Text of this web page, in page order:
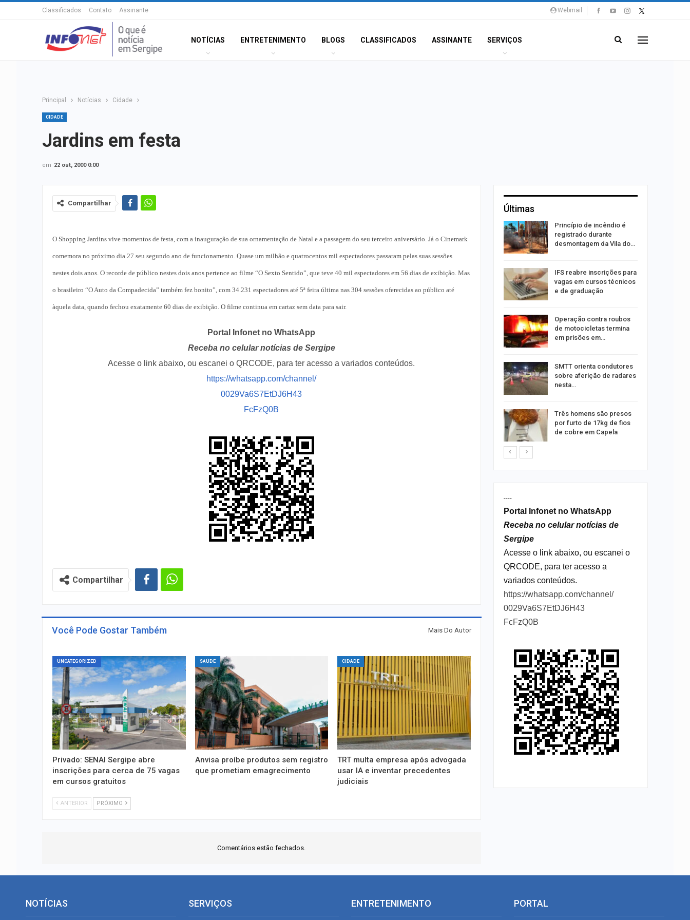
Webmail
Classificados Contato Assinante
NOTÍCIAS ENTRETENIMENTO BLOGS CLASSIFICADOS ASSINANTE SERVIÇOS
Principal Notícias Cidade
CIDADE
Jardins em festa
em 22 out, 2000 0:00
Compartilhar
O Shopping Jardins vive momentos de festa, com a inauguração de sua ornamentação de Natal e a passagem do seu terceiro aniversário. Já o Cinemark
comemora no próximo dia 27 seu segundo ano de funcionamento. Quase um milhão e quatrocentos mil espectadores passaram pelas suas sessões
nestes dois anos. O recorde de público nestes dois anos pertence ao filme “O Sexto Sentido”, que teve 40 mil espectadores em 56 dias de exibição. Mas
o brasileiro “O Auto da Compadecida” também fez bonito”, com 34.231 espectadores até 5ª feira última nas 304 sessões oferecidas ao público até
àquela data, quando fechou exatamente 60 dias de exibição. O filme continua em cartaz sem data para sair.
Portal Infonet no WhatsApp
Receba no celular notícias de Sergipe
Acesse o link abaixo, ou escanei o QRCODE, para ter acesso a variados conteúdos.
https://whatsapp.com/channel/
0029Va6S7EtDJ6H43
FcFzQ0B
Compartilhar
Você Pode Gostar Também Mais Do Autor
UNCATEGORIZED
Privado: SENAI Sergipe abre
inscrições para cerca de 75 vagas
em cursos gratuitos
SAÚDE
Anvisa proíbe produtos sem registro
que prometiam emagrecimento
CIDADE
TRT multa empresa após advogada
usar IA e inventar precedentes
judiciais
ANTERIOR PRÓXIMO
Comentários estão fechados.
Últimas
pretendem comprar…
Homem é preso por
drogas em Lagarto
Descubra Aracaju
Princípio de incêndio é
registrado durante
desmontagem da Vila do…
IFS reabre inscrições para
vagas em cursos técnicos
e de graduação
Operação contra roubos
de motocicletas termina
em prisões em…
SMTT orienta condutores
sobre aferição de radares
nesta…
Três homens são presos
por furto de 17kg de fios
de cobre em Capela
----
Portal Infonet no WhatsApp
Receba no celular notícias de
Sergipe
Acesse o link abaixo, ou escanei o
QRCODE, para ter acesso a
variados conteúdos.
https://whatsapp.com/channel/
0029Va6S7EtDJ6H43
FcFzQ0B
NOTÍCIAS SERVIÇOS ENTRETENIMENTO PORTAL